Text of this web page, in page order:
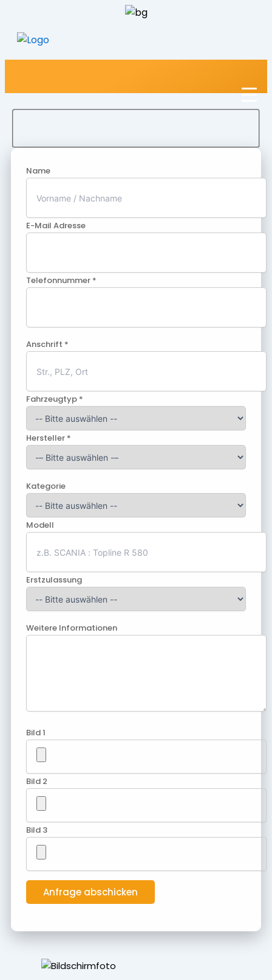
Name
E-Mail Adresse
Telefonnummer *
Anschrift *
Fahrzeugtyp *
Hersteller *
Kategorie
Modell
Erstzulassung
Weitere Informationen
Bild 1
Bild 2
Bild 3